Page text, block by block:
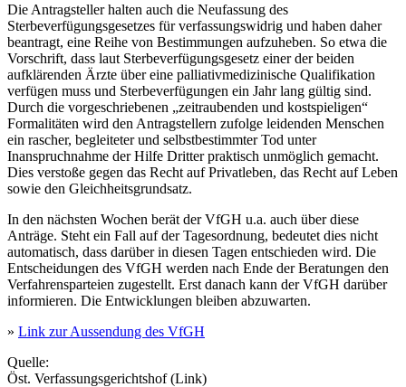
Die Antragsteller halten auch die Neufassung des
Sterbeverfügungsgesetzes für verfassungswidrig und haben daher
beantragt, eine Reihe von Bestimmungen aufzuheben. So etwa die
Vorschrift, dass laut Sterbeverfügungsgesetz einer der beiden
aufklärenden Ärzte über eine palliativmedizinische Qualifikation
verfügen muss und Sterbeverfügungen ein Jahr lang gültig sind.
Durch die vorgeschriebenen „zeitraubenden und kostspieligen“
Formalitäten wird den Antragstellern zufolge leidenden Menschen
ein rascher, begleiteter und selbstbestimmter Tod unter
Inanspruchnahme der Hilfe Dritter praktisch unmöglich gemacht.
Dies verstoße gegen das Recht auf Privatleben, das Recht auf Leben
sowie den Gleichheitsgrundsatz.
In den nächsten Wochen berät der VfGH u.a. auch über diese
Anträge. Steht ein Fall auf der Tagesordnung, bedeutet dies nicht
automatisch, dass darüber in diesen Tagen entschieden wird. Die
Entscheidungen des VfGH werden nach Ende der Beratungen den
Verfahrensparteien zugestellt. Erst danach kann der VfGH darüber
informieren. Die Entwicklungen bleiben abzuwarten.
» Link zur Aussendung des VfGH
Quelle:
Öst. Verfassungsgerichtshof (Link)